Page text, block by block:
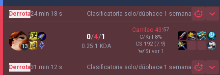
Clasificatoria solo/dúohace 1 semana
Derrota24 min 18 s
13
0/4/1
0.25:1 KDA
Carrileo 43:57
C/Kill 8%
CS 192 (7.9)
silver 1
Clasificatoria solo/dúohace 1 semana
Derrota31 min 12 s